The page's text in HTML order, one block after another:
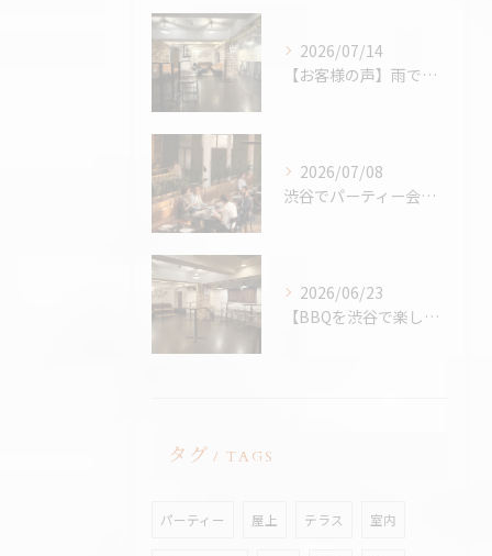
2026/07/14
【お客様の声】雨でも最高のBBQに。「外より楽しかった！」と嬉しいお声をいただきました
2026/07/08
渋谷でパーティー会場を探すコツ完全版｜パーティープランナー歴24年の筆者が解説
2026/06/23
【BBQを渋谷で楽しむなら、熱中症対策万全の室内BBQ！貸切...
タグ TAGS
パーティー 屋上 テラス 室内